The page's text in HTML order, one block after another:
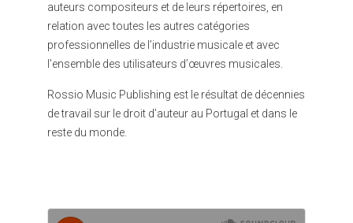
auteurs compositeurs et de leurs répertoires, en
relation avec toutes les autres catégories
professionnelles de l’industrie musicale et avec
l’ensemble des utilisateurs d’œuvres musicales.
Rossio Music Publishing est le résultat de décennies
de travail sur le droit d’auteur au Portugal et dans le
reste du monde.